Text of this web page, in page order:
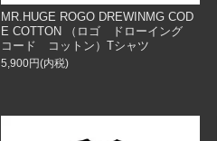
MR.HUGE ROGO DREWINMG COD
E COTTON （ロゴ ドローイング
コード コットン）Tシャツ
5,900円(内税)